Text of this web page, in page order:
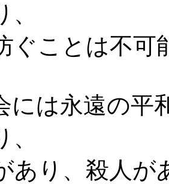
ぐことは不可
には永遠の平
あり、殺人が